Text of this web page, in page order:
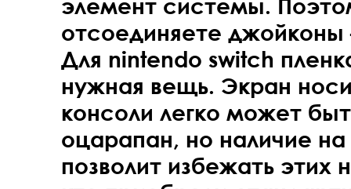
элемент системы.
отсоединяете
Для nintendo switch
нужная вещь. Экран
консоли легко может
оцарапан, но наличие
позволит избежать этих